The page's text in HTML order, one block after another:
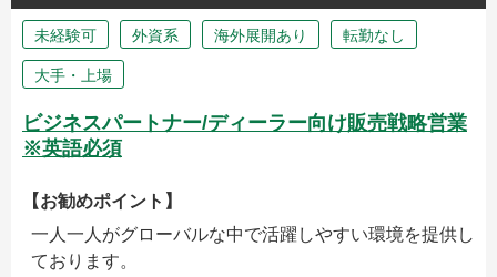
未経験可 外資系 海外展開あり 転勤なし
大手・上場
ビジネスパートナー/ディーラー向け販売戦略営業
※英語必須
【お勧めポイント】
一人一人がグローバルな中で活躍しやすい環境を提供し
ております。